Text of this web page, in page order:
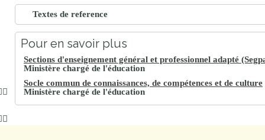
Textes de reference
Pour en savoir plus
Sections d'enseignement général et professionnel adapté
Ministère chargé de l'éducation
Socle commun de connaissances, de compétences et de culture
Ministère chargé de l'éducation